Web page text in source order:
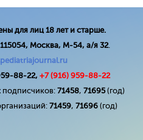
для лиц 18 лет и старше.
115054, Москва, М-54, а/я 32.
88-22, +7 (916) 959-88-22
подписчиков: 71458, 71695(год)
71459, 71696 (год)